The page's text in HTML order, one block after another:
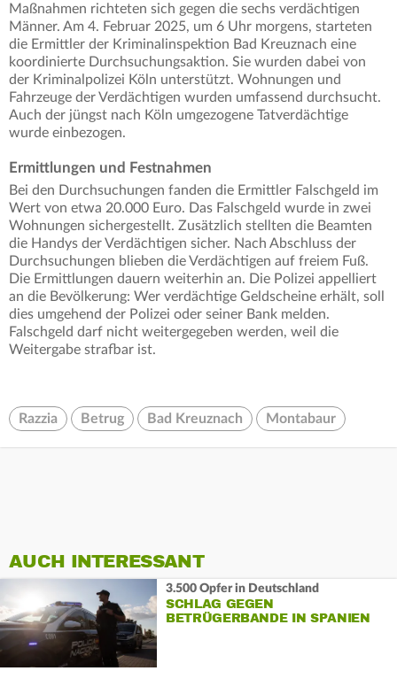
Maßnahmen richteten sich gegen die sechs verdächtigen
Männer. Am 4. Februar 2025, um 6 Uhr morgens, starteten
die Ermittler der Kriminalinspektion Bad Kreuznach eine
koordinierte Durchsuchungsaktion. Sie wurden dabei von
der Kriminalpolizei Köln unterstützt. Wohnungen und
Fahrzeuge der Verdächtigen wurden umfassend durchsucht.
Auch der jüngst nach Köln umgezogene Tatverdächtige
wurde einbezogen.
Ermittlungen und Festnahmen
Bei den Durchsuchungen fanden die Ermittler Falschgeld im
Wert von etwa 20.000 Euro. Das Falschgeld wurde in zwei
Wohnungen sichergestellt. Zusätzlich stellten die Beamten
die Handys der Verdächtigen sicher. Nach Abschluss der
Durchsuchungen blieben die Verdächtigen auf freiem Fuß.
Die Ermittlungen dauern weiterhin an. Die Polizei appelliert
an die Bevölkerung: Wer verdächtige Geldscheine erhält, soll
dies umgehend der Polizei oder seiner Bank melden.
Falschgeld darf nicht weitergegeben werden, weil die
Weitergabe strafbar ist.
Razzia Betrug Bad Kreuznach Montabaur
AUCH INTERESSANT
3.500 Opfer in Deutschland
SCHLAG GEGEN
BETRÜGERBANDE IN SPANIEN